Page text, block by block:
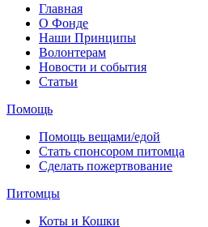
Главная
О Фонде
Наши Принципы
Волонтерам
Новости и события
Статьи
Помощь
Помощь вещами/едой
Стать спонсором питомца
Сделать пожертвование
Питомцы
Коты и Кошки